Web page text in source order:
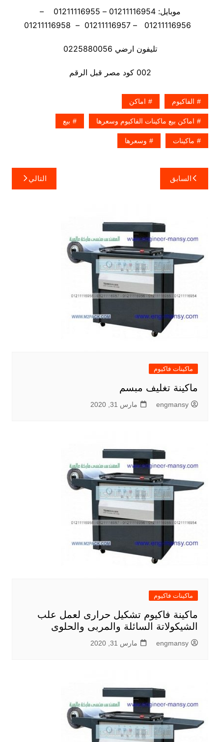
موبايل: 01211116954 – 01211116955 –
تليفون ارضي 0225880056
002 كود مصر قبل الرقم
الفاكيوم اماكن
اماكن بيع ماكينات الفاكيوم وسعرها بيع
ماكينات وسعرها
تصفّح
المقالات
السابق التالي
ماكينات فاكيوم
ماكينة تغليف مبسم
engmansy مارس 31, 2020
ماكينات فاكيوم
ماكينة فاكيوم تشكيل حرارى لعمل علب
الشيكولاتة السائلة والمربى والحلوى
engmansy مارس 31, 2020